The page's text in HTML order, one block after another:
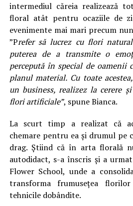
intermediul căreia realizează
floral atât pentru ocaziile de
evenimente mai mari precum
”Prefer să lucrez cu flori
puterea de a transmite o
percepută în special de oamenii
planul material. Cu toate
un business, realizez la cerere
flori artificiale”, spune Bianca.
La scurt timp a realizat că
chemare pentru ea și drumul pe
drag. Știind că în arta florală
autodidact, s-a înscris și a
Flower School, unde a
transforma frumusețea
tehnicile dobândite.